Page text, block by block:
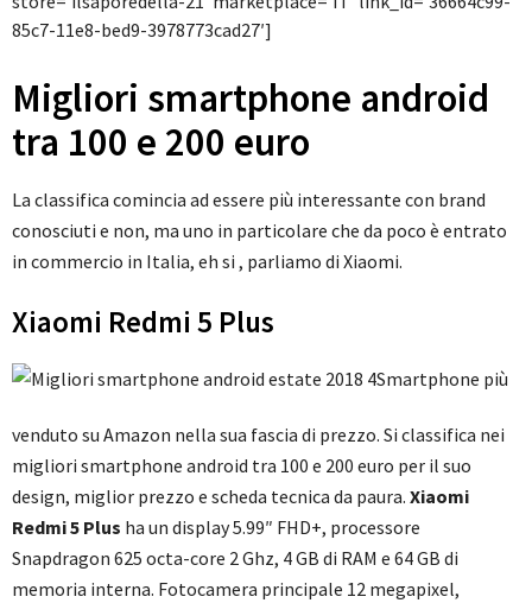
85c7-11e8-bed9-3978773cad27′]
Migliori smartphone android
tra 100 e 200 euro
La classifica comincia ad essere più interessante con brand
conosciuti e non, ma uno in particolare che da poco è entrato
in commercio in Italia, eh si , parliamo di Xiaomi.
Xiaomi Redmi 5 Plus
Smartphone più
venduto su Amazon nella sua fascia di prezzo. Si classifica nei
migliori smartphone android tra 100 e 200 euro per il suo
design, miglior prezzo e scheda tecnica da paura. Xiaomi
Redmi 5 Plus ha un display 5.99″ FHD+, processore
Snapdragon 625 octa-core 2 Ghz, 4 GB di RAM e 64 GB di
memoria interna. Fotocamera principale 12 megapixel,